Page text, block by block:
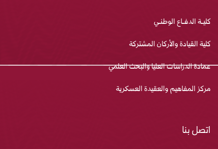
كليـة الدفـاع الوطنـي
كلية القيادة والأركان المشتركة
عمادة الدراسات العليا والبحث العلمي
مركز المفاهيم والعقيدة العسكرية
اتصل بنا